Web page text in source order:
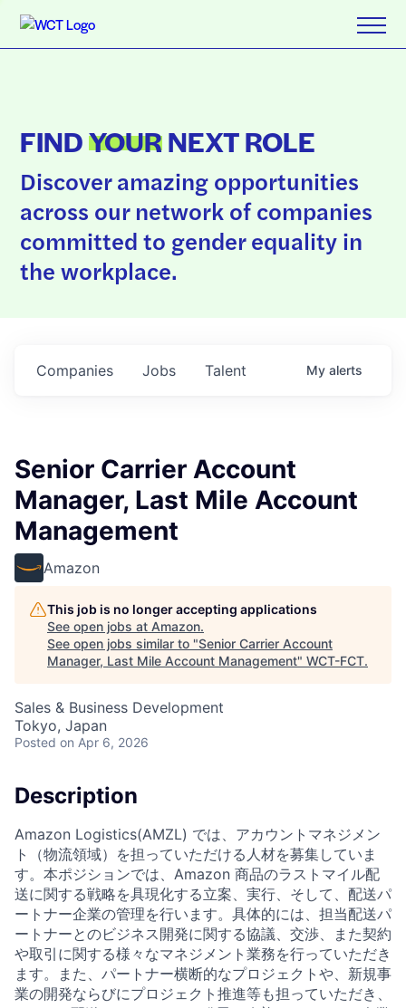
FINDYOURNEXT ROLE
Discover amazing opportunities
across our network of companies
committed to gender equality in
the workplace.
Jobs
Companies Talent My alerts
Senior Carrier Account
Manager, Last Mile Account
Management
Amazon
This job is no longer accepting applications
See open jobs at Amazon.
See open jobs similar to "Senior Carrier Account
Manager, Last Mile Account Management" WCT-FCT.
Sales & Business Development
Tokyo, Japan
Posted on Apr 6, 2026
Description
Amazon Logistics(AMZL) では、アカウントマネジメン
ト（物流領域）を担っていただける人材を募集していま
す。本ポジションでは、Amazon 商品のラストマイル配
送に関する戦略を具現化する立案、実行、そして、配送パ
ートナー企業の管理を行います。具体的には、担当配送パ
ートナーとのビジネス開発に関する協議、交渉、また契約
や取引に関する様々なマネジメント業務を行っていただき
ます。また、パートナー横断的なプロジェクトや、新規事
業の開発ならびにプロジェクト推進等も担っていただき、